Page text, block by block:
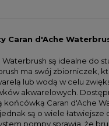
Caran d'Ache
Waterbrush są idealne do
ma swój zbiorniczek,
lub wodą w celu
akwarelowych.
końcówką Caran d'Ache
są o wiele łatwiejsze
pompy sprawia, że